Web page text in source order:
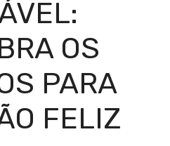
OS
PARA
FELIZ